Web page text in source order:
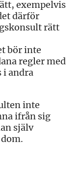
exempelvis
därför
rätt
bör inte
regler med
i andra
inte
ifrån sig
själv